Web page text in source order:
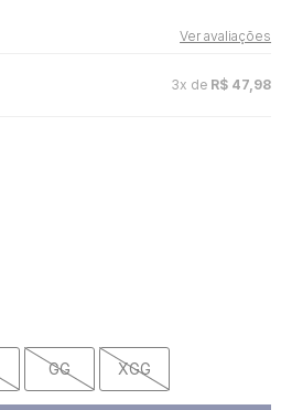
Ver avaliações
3x de R$ 47 98
GG XGG